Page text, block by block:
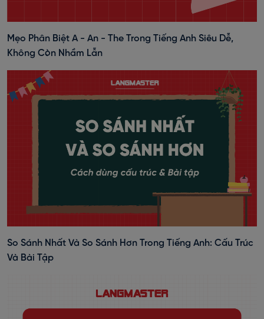
Mẹo Phân Biệt A - An - The Trong Tiếng Anh Siêu Dễ,
Không Còn Nhầm Lẫn
So Sánh Nhất Và So Sánh Hơn Trong Tiếng Anh: Cấu Trúc
Và Bài Tập